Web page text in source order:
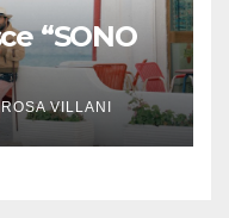
“SONO
VILLANI